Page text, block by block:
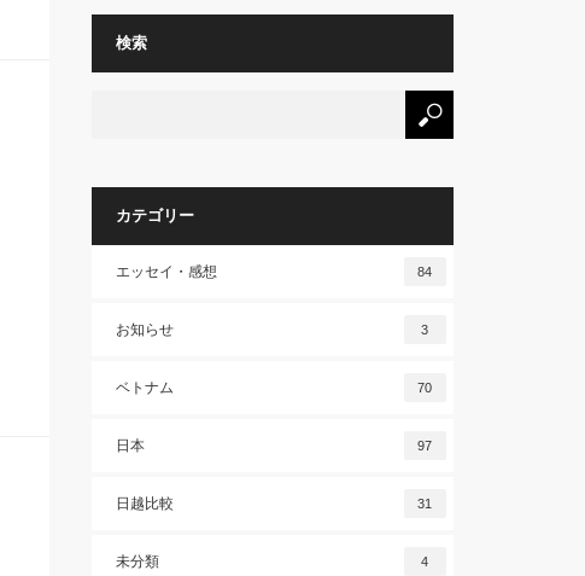
検索
カテゴリー
エッセイ・感想 84
お知らせ 3
ベトナム 70
日本 97
日越比較 31
未分類 4